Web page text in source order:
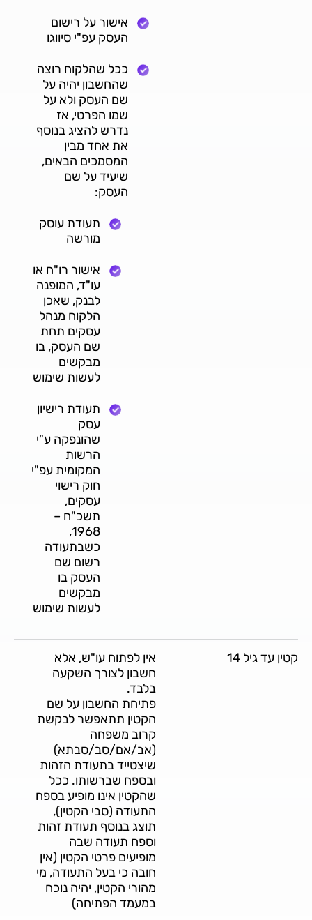
אישור על רישום
העסק עפ"י סיווגו
ככל שהלקוח רוצה
שהחשבון יהיה על
שם העסק ולא על
שמו הפרטי, אז
נדרש להציג בנוסף
את אחד מבין
המסמכים הבאים,
שיעיד על שם
העסק:
תעודת עוסק
מורשה
אישור רו"ח או
עו"ד, המופנה
לבנק, שאכן
הלקוח מנהל
עסקים תחת
שם העסק, בו
מבקשים
לעשות שימוש
תעודת רישיון
עסק
שהונפקה ע"י
הרשות
המקומית עפ"י
חוק רישוי
עסקים,
תשכ"ח –
1968,
כשבתעודה
רשום שם
העסק בו
מבקשים
לעשות שימוש
קטין עד גיל 14
אין לפתוח עו"ש, אלא
חשבון לצורך השקעה
בלבד.
פתיחת החשבון על שם
הקטין תתאפשר לבקשת
קרוב משפחה
(אב/אם/סב/סבתא)
שיצטייד בתעודת הזהות
ובספח שברשותו. ככל
שהקטין אינו מופיע בספח
התעודה (סבי הקטין),
תוצג בנוסף תעודת זהות
וספח תעודה שבה
מופיעים פרטי הקטין (אין
חובה כי בעל התעודה, מי
מהורי הקטין, יהיה נוכח
במעמד הפתיחה)